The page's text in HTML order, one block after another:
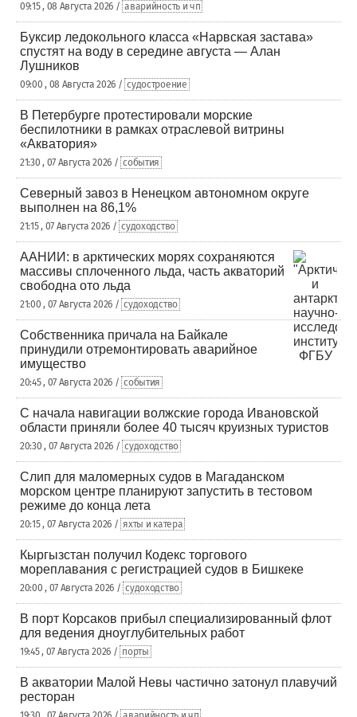
09:15 , 08 Августа 2026 / аварийность и чп
Буксир ледокольного класса «Нарвская застава»
спустят на воду в середине августа — Алан
Лушников
09:00 , 08 Августа 2026 / судостроение
В Петербурге протестировали морские
беспилотники в рамках отраслевой витрины
«Акватория»
21:30 , 07 Августа 2026 / события
Северный завоз в Ненецком автономном округе
выполнен на 86,1%
21:15 , 07 Августа 2026 / судоходство
ААНИИ: в арктических морях сохраняются
массивы сплоченного льда, часть акваторий
свободна ото льда
21:00 , 07 Августа 2026 / судоходство
Собственника причала на Байкале
принудили отремонтировать аварийное
имущество
20:45 , 07 Августа 2026 / события
С начала навигации волжские города Ивановской
области приняли более 40 тысяч круизных туристов
20:30 , 07 Августа 2026 / судоходство
Слип для маломерных судов в Магаданском
морском центре планируют запустить в тестовом
режиме до конца лета
20:15 , 07 Августа 2026 / яхты и катера
Кыргызстан получил Кодекс торгового
мореплавания с регистрацией судов в Бишкеке
20:00 , 07 Августа 2026 / судоходство
В порт Корсаков прибыл специализированный флот
для ведения дноуглубительных работ
19:45 , 07 Августа 2026 / порты
В акватории Малой Невы частично затонул плавучий
ресторан